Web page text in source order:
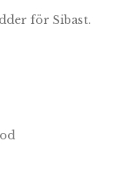
för Sibast.